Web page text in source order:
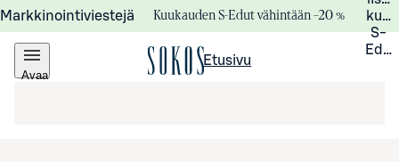
Markkinointiviestejä Kuukauden S-Edut vähintään –20 %
S-
Avaa
Etusivu